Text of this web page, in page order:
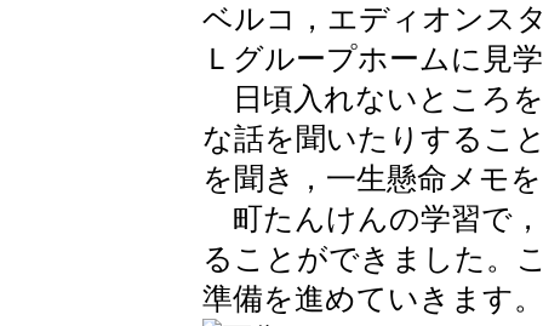
ベルコ，エディオンス
Ｌグループホームに見
日頃入れないところ
な話を聞いたりするこ
を聞き，一生懸命メモ
町たんけんの学習で
ることができました。
準備を進めていきます。